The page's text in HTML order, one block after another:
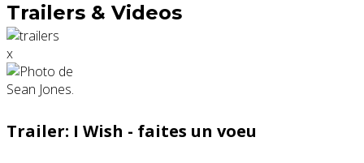
Trailers & Videos
x
Trailer: I Wish - faites un voeu